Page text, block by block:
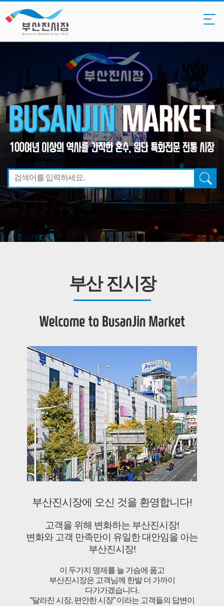
부산 진시장
부산진시장에 오신 것을 환영합니다!
고객을 위해 변화하는 부산진시장!
변화와 고객 만족만이 유일한 대안임을 아는
부산진시장!
이 두가지 명제를 늘 가슴에 품고
부산진시장은 고객님께 한발 더 가까이
다가가겠습니다.
“달라진 시장, 편안한 시장” 이라는 고객들의 답변이